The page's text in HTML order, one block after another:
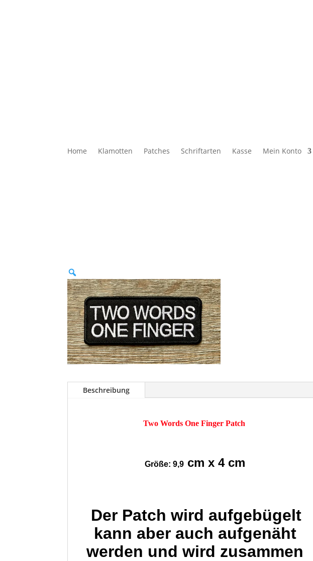
Home Klamotten Patches Schriftarten Kasse Mein Konto
Beschreibung
Two Words One Finger Patch
Größe: 9,9 cm x 4 cm
Der Patch wird aufgebügelt
kann aber auch aufgenäht
werden und wird zusammen